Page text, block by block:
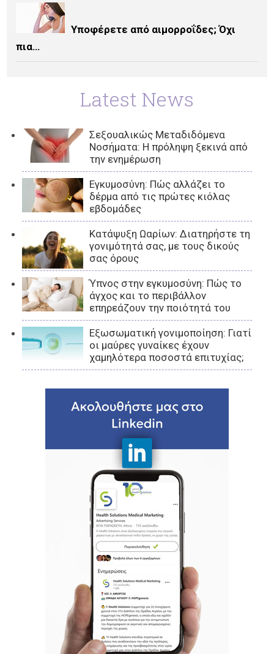
Υποφέρετε από αιμορροΐδες; Όχι
πια…
Latest News
Σεξουαλικώς Μεταδιδόμενα
Νοσήματα: Η πρόληψη ξεκινά από
την ενημέρωση
Εγκυμοσύνη: Πώς αλλάζει το
δέρμα από τις πρώτες κιόλας
εβδομάδες
Κατάψυξη Ωαρίων: Διατηρήστε τη
γονιμότητά σας, με τους δικούς
σας όρους
Ύπνος στην εγκυμοσύνη: Πώς το
άγχος και το περιβάλλον
επηρεάζουν την ποιότητά του
Εξωσωματική γονιμοποίηση: Γιατί
οι μαύρες γυναίκες έχουν
χαμηλότερα ποσοστά επιτυχίας;